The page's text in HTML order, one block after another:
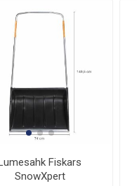
Fiskars
SnowXpert